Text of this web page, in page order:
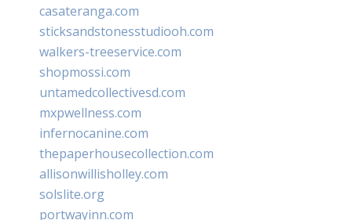
casateranga.com
sticksandstonesstudiooh.com
walkers-treeservice.com
shopmossi.com
untamedcollectivesd.com
mxpwellness.com
infernocanine.com
thepaperhousecollection.com
allisonwillisholley.com
solslite.org
portwayinn.com